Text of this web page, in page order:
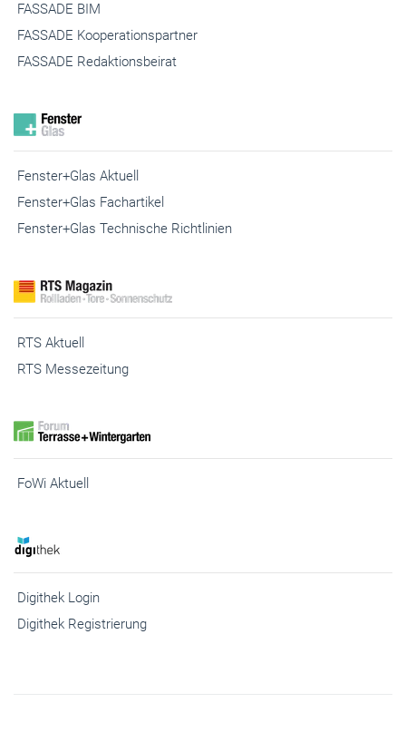
FASSADE BIM
FASSADE Kooperationspartner
FASSADE Redaktionsbeirat
Fenster+Glas Aktuell
Fenster+Glas Fachartikel
Fenster+Glas Technische Richtlinien
RTS Aktuell
RTS Messezeitung
FoWi Aktuell
Digithek Login
Digithek Registrierung